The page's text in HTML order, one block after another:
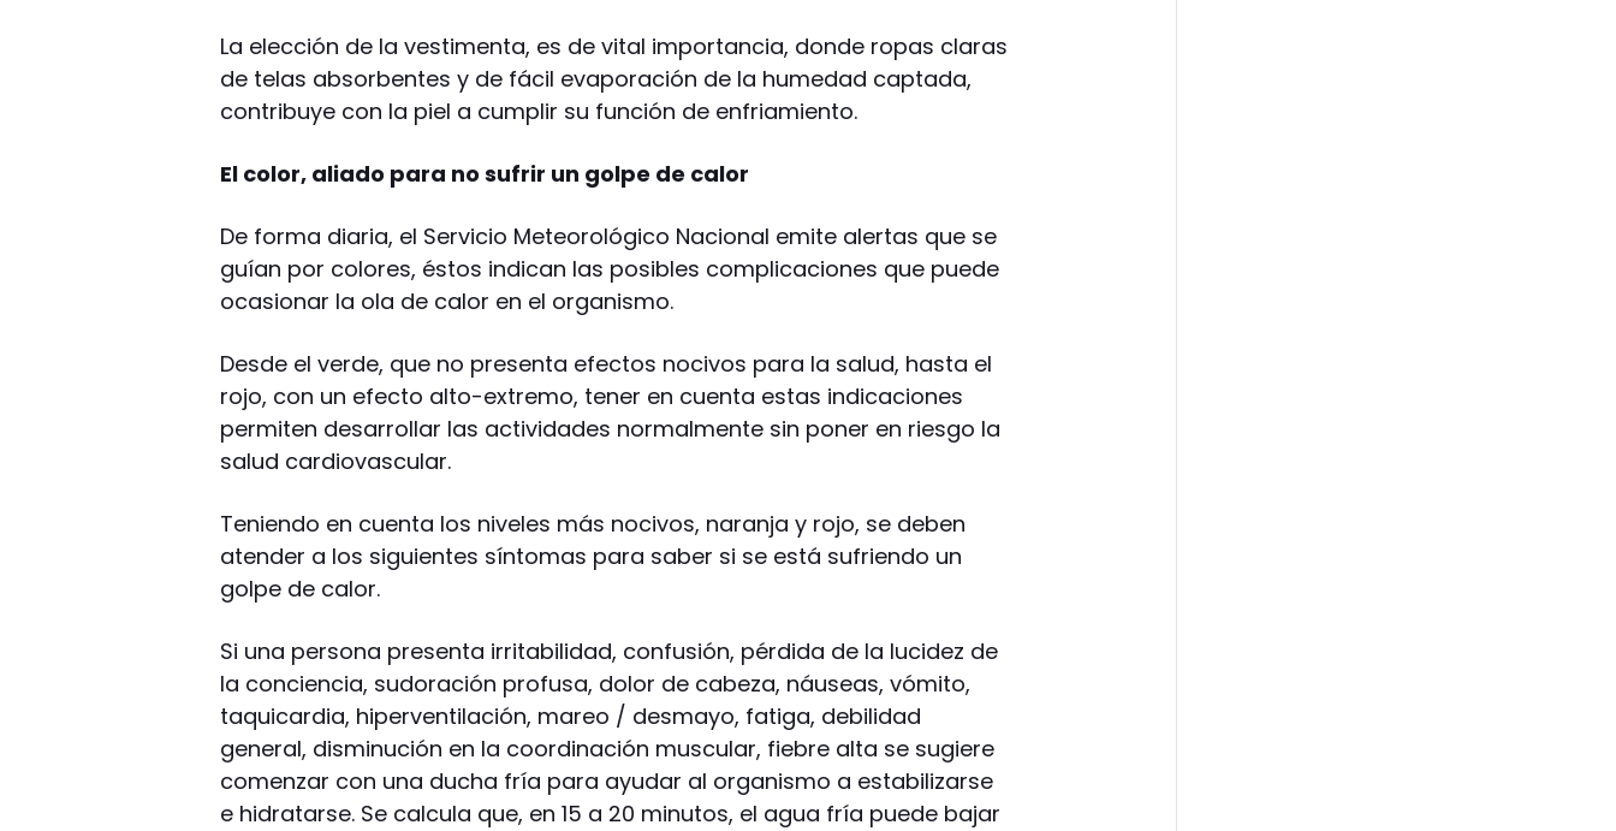
La elección de la vestimenta, es de vital importancia, donde ropas claras
de telas absorbentes y de fácil evaporación de la humedad captada,
contribuye con la piel a cumplir su función de enfriamiento.
El color, aliado para no sufrir un golpe de calor
De forma diaria, el Servicio Meteorológico Nacional emite alertas que se
guían por colores, éstos indican las posibles complicaciones que puede
ocasionar la ola de calor en el organismo.
Desde el verde, que no presenta efectos nocivos para la salud, hasta el
rojo, con un efecto alto-extremo, tener en cuenta estas indicaciones
permiten desarrollar las actividades normalmente sin poner en riesgo la
salud cardiovascular.
Teniendo en cuenta los niveles más nocivos, naranja y rojo, se deben
atender a los siguientes síntomas para saber si se está sufriendo un
golpe de calor.
Si una persona presenta irritabilidad, confusión, pérdida de la lucidez de
la conciencia, sudoración profusa, dolor de cabeza, náuseas, vómito,
taquicardia, hiperventilación, mareo / desmayo, fatiga, debilidad
general, disminución en la coordinación muscular, fiebre alta se sugiere
comenzar con una ducha fría para ayudar al organismo a estabilizarse
e hidratarse. Se calcula que, en 15 a 20 minutos, el agua fría puede bajar